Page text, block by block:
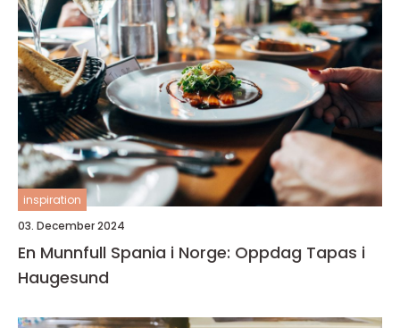
inspiration
03. December 2024
En Munnfull Spania i Norge: Oppdag Tapas i
Haugesund